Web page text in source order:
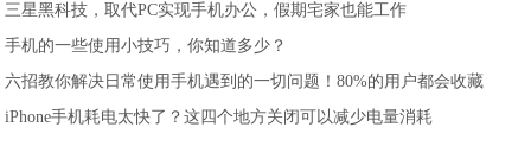
三星黑科技，取代PC实现手机办公，假期宅家也能工作
手机的一些使用小技巧，你知道多少？
六招教你解决日常使用手机遇到的一切问题！80%的用户都会收藏
iPhone手机耗电太快了？这四个地方关闭可以减少电量消耗